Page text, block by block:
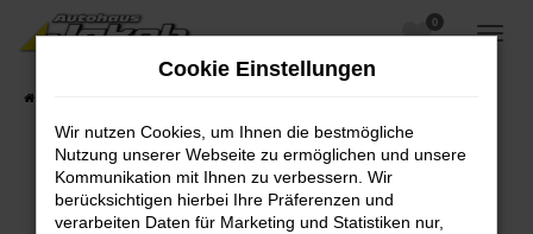
Zum
Hauptinhalt
0
Fehler: Network Error
Cookie Einstellungen
Wir nutzen Cookies, um Ihnen die bestmögliche
Nutzung unserer Webseite zu ermöglichen und unsere
Kommunikation mit Ihnen zu verbessern. Wir
berücksichtigen hierbei Ihre Präferenzen und
verarbeiten Daten für Marketing und Statistiken nur,